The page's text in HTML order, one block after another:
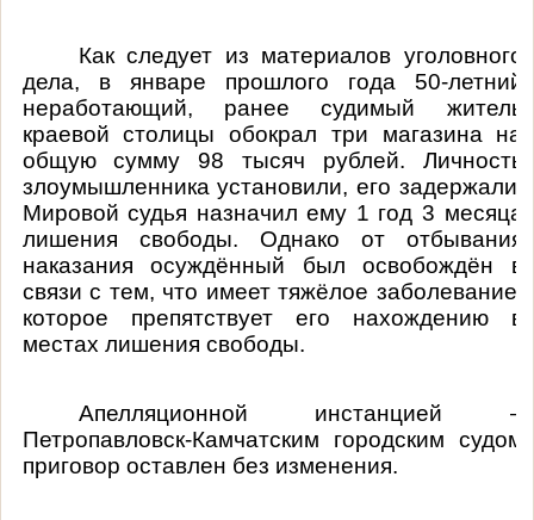
Как следует из материалов уголовного
дела, в январе прошлого года 50-летний
неработающий, ранее судимый житель
краевой столицы обокрал три магазина на
общую сумму 98 тысяч рублей. Личность
злоумышленника установили, его задержали.
Мировой судья назначил ему 1 год 3 месяца
лишения свободы. Однако от отбывания
наказания осуждённый был освобождён в
связи с тем, что имеет тяжёлое заболевание,
которое препятствует его нахождению в
местах лишения свободы.
Апелляционной инстанцией –
Петропавловск-Камчатским городским судом
приговор оставлен без изменения.